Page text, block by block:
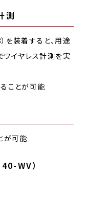
測
を装着すると、用途
ワイヤレス計測を実
ことが可能
が可能
WV）